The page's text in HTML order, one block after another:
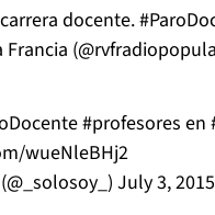
docente.
#profesores en
wueNleBHj2
July 3, 2015